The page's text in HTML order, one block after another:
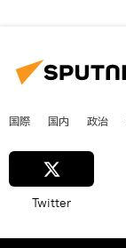
国際 国内 政治
Twitter